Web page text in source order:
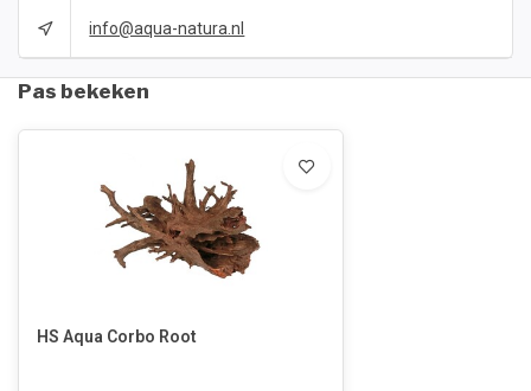
info@aqua-natura.nl
Pas bekeken
HS Aqua Corbo Root